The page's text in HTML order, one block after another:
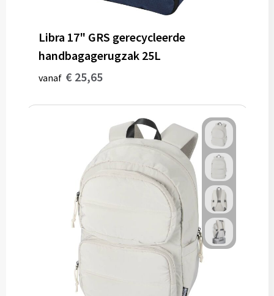
Libra 17" GRS gerecycleerde
handbagagerugzak 25L
vanaf € 25,65